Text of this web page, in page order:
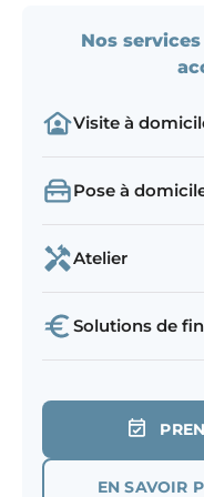
Nos
Visite à
Pose à
Atelier
Solutions de
EN SAVOIR